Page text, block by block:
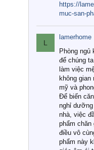
https://
muc-san-
L
lamerhome
Phòng ngủ
để chúng
làm việc
không gian
mỹ và
Để biến
nghỉ
nhà, việc
phẩm chăn
điều vô
phẩm này